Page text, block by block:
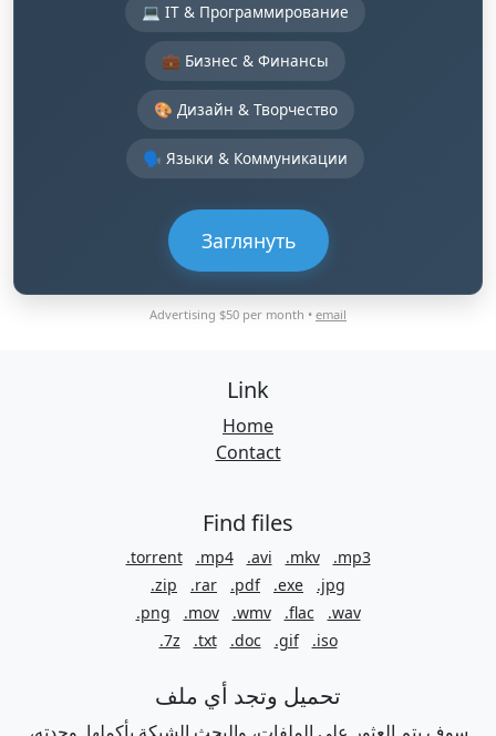
💻 IT & Программирование
💼 Бизнес & Финансы
🎨 Дизайн & Творчество
🗣️ Языки & Коммуникации
Заглянуть
Advertising $50 per month • email
Link
Home
Contact
Find files
.torrent .mp4 .avi .mkv
.mp3
.zip
.rar .pdf .exe
.jpg
.png
.mov .wmv .flac
.wav
.7z
.txt .doc .gif .iso
تحميل وتجد أي ملف